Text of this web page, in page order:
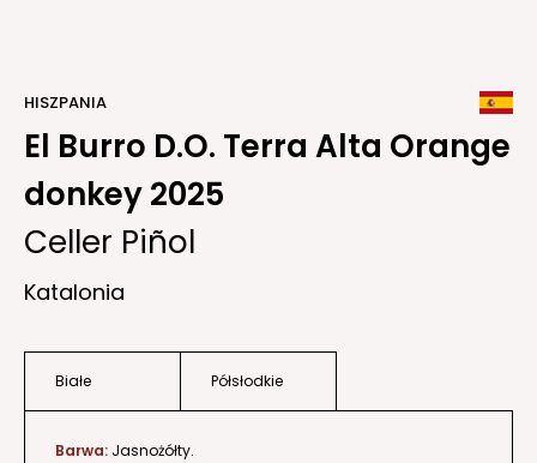
HISZPANIA
El Burro D.O. Terra Alta Orange
donkey 2025
Celler Piñol
Katalonia
Białe Półsłodkie
Barwa: Jasnożółty.